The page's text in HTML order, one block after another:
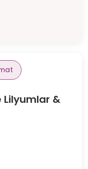
Lilyumlar &